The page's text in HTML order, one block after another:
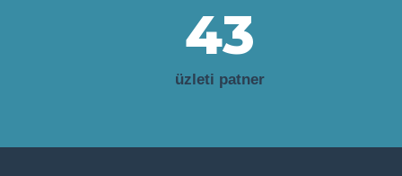
43
üzleti patner